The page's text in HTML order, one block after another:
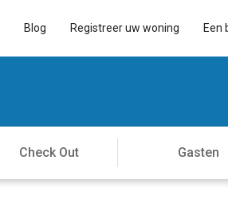
Blog Registreer uw woning Een